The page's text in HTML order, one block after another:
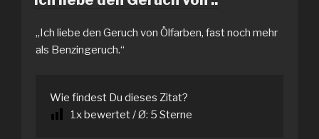
„Ich liebe den Geruch von Ölfarben, fast noch mehr
als Benzingeruch.“
Wie findest Du dieses Zitat?
1 x bewertet / Ø: 5 Sterne